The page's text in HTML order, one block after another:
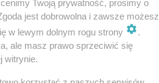
Twoją prywatność, prosimy o
jest dobrowolna i zawsze możesz
w lewym dolnym rogu strony
.
ale masz prawo sprzeciwić się
witrynie.